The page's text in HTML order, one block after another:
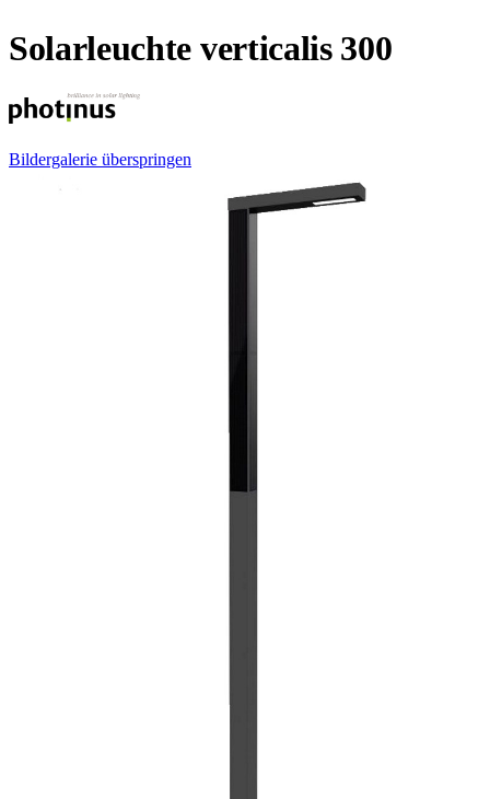
Solarleuchte verticalis 300
Bildergalerie überspringen